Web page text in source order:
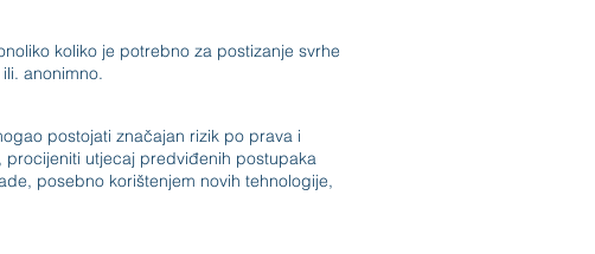
koliko je potrebno za postizanje svrhe
anonimno.
postojati značajan rizik po prava i
utjecaj predviđenih postupaka
posebno korištenjem novih tehnologije,